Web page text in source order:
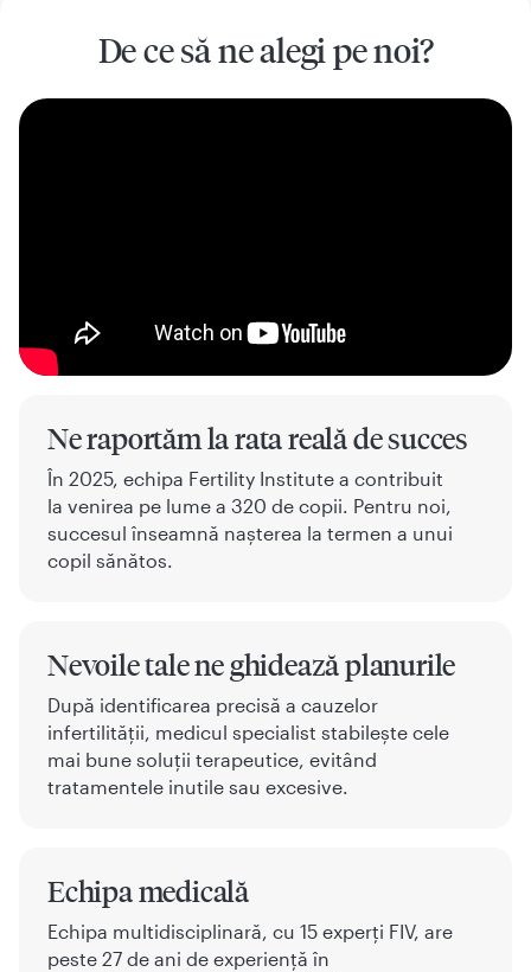
De ce să ne alegi pe noi?
Ne raportăm la rata reală de succes
În 2025, echipa Fertility Institute a contribuit
la venirea pe lume a 320 de copii. Pentru noi,
succesul înseamnă nașterea la termen a unui
copil sănătos.
Nevoile tale ne ghidează planurile
După identificarea precisă a cauzelor
infertilității, medicul specialist stabilește cele
mai bune soluții terapeutice, evitând
tratamentele inutile sau excesive.
Echipa medicală
Echipa multidisciplinară, cu 15 experți FIV, are
peste 27 de ani de experiență în